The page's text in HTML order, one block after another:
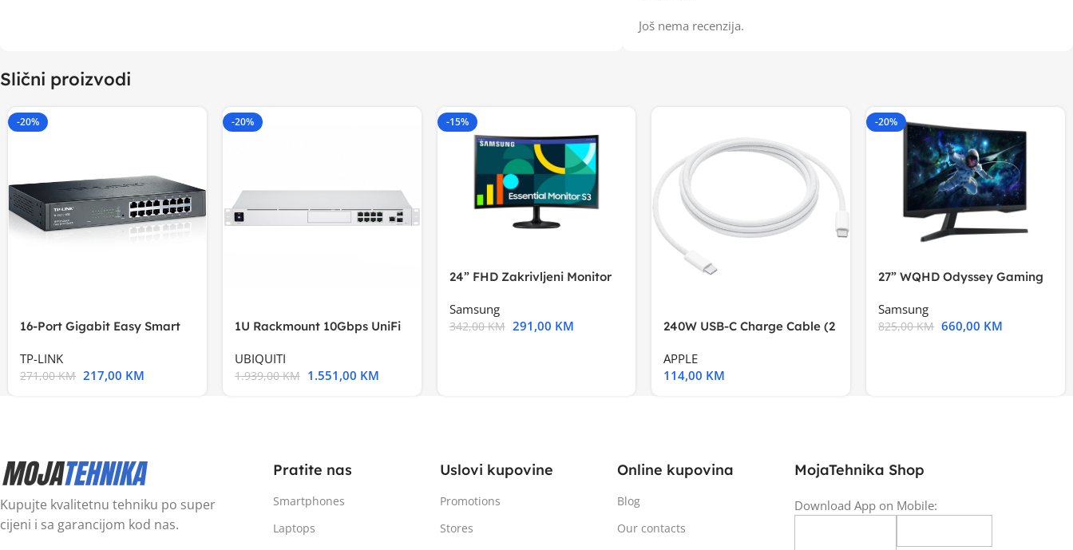
Još nema recenzija.
Slični proizvodi
-20%
16-Port Gigabit Easy Smart
TP-LINK
271,00KM 217,00 KM
-20%
1U Rackmount 10Gbps UniFi
UBIQUITI
1.939,00KM 1.551,00 KM
-15%
24” FHD Zakrivljeni Monitor
Samsung
342,00KM 291,00 KM
240W USB-C Charge Cable (2
APPLE
114,00 KM
-20%
27” WQHD Odyssey Gaming
Samsung
825,00KM 660,00 KM
Kupujte kvalitetnu tehniku po super
cijeni i sa garancijom kod nas.
Pratite nas
Smartphones
Laptops
Uslovi kupovine
Promotions
Stores
Online kupovina
Blog
Our contacts
MojaTehnika Shop
Download App on Mobile: